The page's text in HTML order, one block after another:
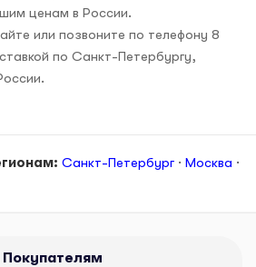
ценам в России.
или позвоните по телефону 8
по Санкт-Петербургу,
Санкт-Петербург · Москва ·
Покупателям